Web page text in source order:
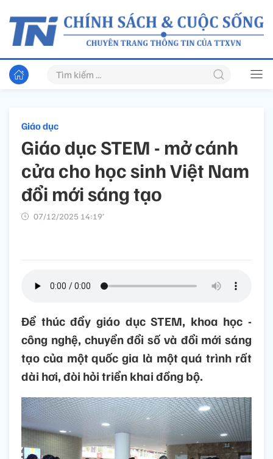
Giáo dục
Giáo dục STEM - mở cánh
cửa cho học sinh Việt Nam
đổi mới sáng tạo
07/12/2025 14:19’
Để thúc đẩy giáo dục STEM, khoa học -
công nghệ, chuyển đổi số và đổi mới sáng
tạo của một quốc gia là một quá trình rất
dài hơi, đòi hỏi triển khai đồng bộ.